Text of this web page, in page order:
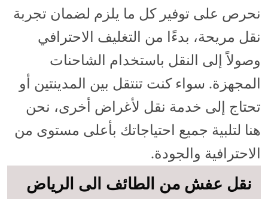
نحرص على توفير كل ما يلزم لضمان تجربة
نقل مريحة، بدءًا من التغليف الاحترافي
وصولاً إلى النقل باستخدام الشاحنات
المجهزة. سواء كنت تنتقل بين المدينتين أو
تحتاج إلى خدمة نقل لأغراض أخرى، نحن
هنا لتلبية جميع احتياجاتك بأعلى مستوى من
الاحترافية والجودة.
نقل عفش من الطائف الى الرياض